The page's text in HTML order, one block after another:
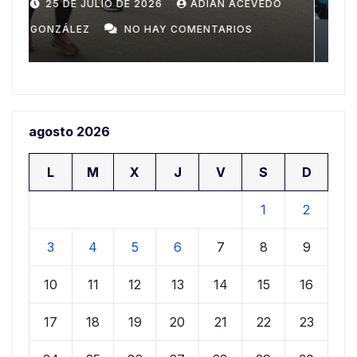
20 DE JULIO DE 2026 ADIAN ACEVEDO
GONZÁLEZ NO HAY COMENTARIOS
agosto 2026
L M X J V S D
1 2
3 4 5 6 7 8 9
10 11 12 13 14 15 16
17 18 19 20 21 22 23